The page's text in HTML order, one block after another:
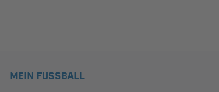
MEIN FUSSBALL